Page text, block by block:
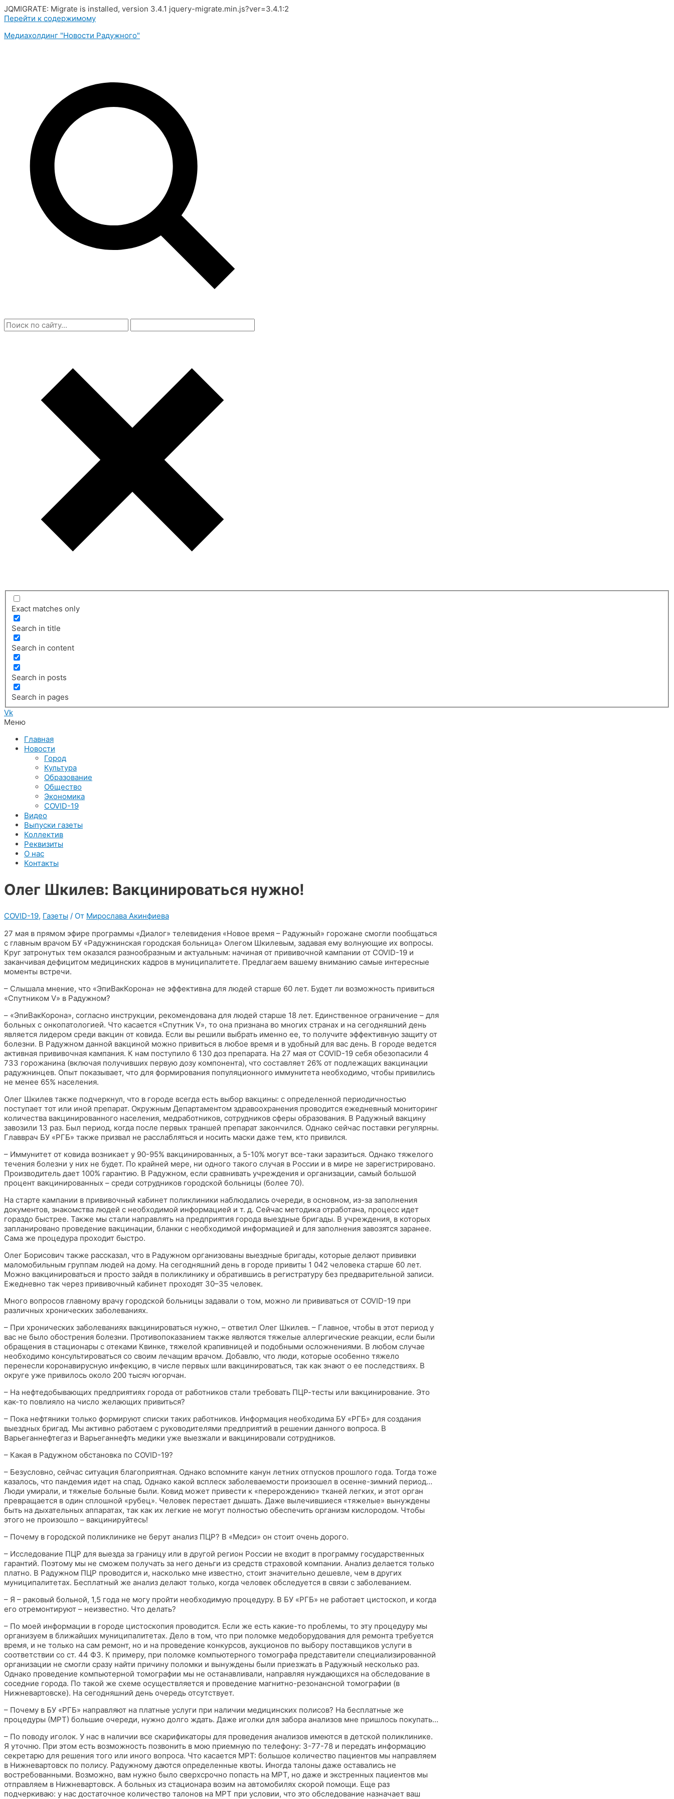
JQMIGRATE: Migrate is installed, version 3.4.1 jquery-migrate.min.js?ver=3.4.1:2
Перейти к содержимому
Медиахолдинг "Новости Радужного"
Exact matches only
Search in title
Search in content
Search in posts
Search in pages
Vk
Меню
Главная
Новости
Город
Культура
Образование
Общество
Экономика
COVID-19
Видео
Выпуски газеты
Коллектив
Реквизиты
О нас
Контакты
Олег Шкилев: Вакцинироваться нужно!
COVID-19, Газеты / От Мирослава Акинфиева
27 мая в прямом эфире программы «Диалог» телевидения «Новое время – Радужный» горожане смогли пообщаться
с главным врачом БУ «Радужнинская городская больница» Олегом Шкилевым, задавая ему волнующие их вопросы.
Круг затронутых тем оказался разнообразным и актуальным: начиная от прививочной кампании от COVID-19 и
заканчивая дефицитом медицинских кадров в муниципалитете. Предлагаем вашему вниманию самые интересные
моменты встречи.
– Слышала мнение, что «ЭпиВакКорона» не эффективна для людей старше 60 лет. Будет ли возможность привиться
«Спутником V» в Радужном?
– «ЭпиВакКорона», согласно инструкции, рекомендована для людей старше 18 лет. Единственное ограничение – для
больных с онкопатологией. Что касается «Спутник V», то она признана во многих странах и на сегодняшний день
является лидером среди вакцин от ковида. Если вы решили выбрать именно ее, то получите эффективную защиту от
болезни. В Радужном данной вакциной можно привиться в любое время и в удобный для вас день. В городе ведется
активная прививочная кампания. К нам поступило 6 130 доз препарата. На 27 мая от COVID-19 себя обезопасили 4
733 горожанина (включая получивших первую дозу компонента), что составляет 26% от подлежащих вакцинации
радужнинцев. Опыт показывает, что для формирования популяционного иммунитета необходимо, чтобы привились
не менее 65% населения.
Олег Шкилев также подчеркнул, что в городе всегда есть выбор вакцины: с определенной периодичностью
поступает тот или иной препарат. Окружным Департаментом здравоохранения проводится ежедневный мониторинг
количества вакцинированного населения, медработников, сотрудников сферы образования. В Радужный вакцину
завозили 13 раз. Был период, когда после первых траншей препарат закончился. Однако сейчас поставки регулярны.
Главврач БУ «РГБ» также призвал не расслабляться и носить маски даже тем, кто привился.
– Иммунитет от ковида возникает у 90-95% вакцинированных, а 5-10% могут все-таки заразиться. Однако тяжелого
течения болезни у них не будет. По крайней мере, ни одного такого случая в России и в мире не зарегистрировано.
Производитель дает 100% гарантию. В Радужном, если сравнивать учреждения и организации, самый большой
процент вакцинированных – среди сотрудников городской больницы (более 70).
На старте кампании в прививочный кабинет поликлиники наблюдались очереди, в основном, из-за заполнения
документов, знакомства людей с необходимой информацией и т. д. Сейчас методика отработана, процесс идет
гораздо быстрее. Также мы стали направлять на предприятия города выездные бригады. В учреждения, в которых
запланировано проведение вакцинации, бланки с необходимой информацией и для заполнения завозятся заранее.
Сама же процедура проходит быстро.
Олег Борисович также рассказал, что в Радужном организованы выездные бригады, которые делают прививки
маломобильным группам людей на дому. На сегодняшний день в городе привиты 1 042 человека старше 60 лет.
Можно вакцинироваться и просто зайдя в поликлинику и обратившись в регистратуру без предварительной записи.
Ежедневно так через прививочный кабинет проходят 30–35 человек.
Много вопросов главному врачу городской больницы задавали о том, можно ли прививаться от COVID-19 при
различных хронических заболеваниях.
– При хронических заболеваниях вакцинироваться нужно, – ответил Олег Шкилев. – Главное, чтобы в этот период у
вас не было обострения болезни. Противопоказанием также являются тяжелые аллергические реакции, если были
обращения в стационары с отеками Квинке, тяжелой крапивницей и подобными осложнениями. В любом случае
необходимо консультироваться со своим лечащим врачом. Добавлю, что люди, которые особенно тяжело
перенесли коронавирусную инфекцию, в числе первых шли вакцинироваться, так как знают о ее последствиях. В
округе уже привилось около 200 тысяч югорчан.
– На нефтедобывающих предприятиях города от работников стали требовать ПЦР-тесты или вакцинирование. Это
как-то повлияло на число желающих привиться?
– Пока нефтяники только формируют списки таких работников. Информация необходима БУ «РГБ» для создания
выездных бригад. Мы активно работаем с руководителями предприятий в решении данного вопроса. В
Варьеганнефтегаз и Варьеганнефть медики уже выезжали и вакцинировали сотрудников.
– Какая в Радужном обстановка по COVID-19?
– Безусловно, сейчас ситуация благоприятная. Однако вспомните канун летних отпусков прошлого года. Тогда тоже
казалось, что пандемия идет на спад. Однако какой всплеск заболеваемости произошел в осенне-зимний период…
Люди умирали, и тяжелые больные были. Ковид может привести к «перерождению» тканей легких, и этот орган
превращается в один сплошной «рубец». Человек перестает дышать. Даже вылечившиеся «тяжелые» вынуждены
быть на дыхательных аппаратах, так как их легкие не могут полностью обеспечить организм кислородом. Чтобы
этого не произошло – вакцинируйтесь!
– Почему в городской поликлинике не берут анализ ПЦР? В «Медси» он стоит очень дорого.
– Исследование ПЦР для выезда за границу или в другой регион России не входит в программу государственных
гарантий. Поэтому мы не сможем получать за него деньги из средств страховой компании. Анализ делается только
платно. В Радужном ПЦР проводится и, насколько мне известно, стоит значительно дешевле, чем в других
муниципалитетах. Бесплатный же анализ делают только, когда человек обследуется в связи с заболеванием.
– Я – раковый больной, 1,5 года не могу пройти необходимую процедуру. В БУ «РГБ» не работает цистоскоп, и когда
его отремонтируют – неизвестно. Что делать?
– По моей информации в городе цистоскопия проводится. Если же есть какие-то проблемы, то эту процедуру мы
организуем в ближайших муниципалитетах. Дело в том, что при поломке медоборудования для ремонта требуется
время, и не только на сам ремонт, но и на проведение конкурсов, аукционов по выбору поставщиков услуги в
соответствии со ст. 44 ФЗ. К примеру, при поломке компьютерного томографа представители специализированной
организации не смогли сразу найти причину поломки и вынуждены были приезжать в Радужный несколько раз.
Однако проведение компьютерной томографии мы не останавливали, направляя нуждающихся на обследование в
соседние города. По такой же схеме осуществляется и проведение магнитно-резонансной томографии (в
Нижневартовске). На сегодняшний день очередь отсутствует.
– Почему в БУ «РГБ» направляют на платные услуги при наличии медицинских полисов? На бесплатные же
процедуры (МРТ) большие очереди, нужно долго ждать. Даже иголки для забора анализов мне пришлось покупать…
– По поводу иголок. У нас в наличии все скарификаторы для проведения анализов имеются в детской поликлинике.
Я уточню. При этом есть возможность позвонить в мою приемную по телефону: 3-77-78 и передать информацию
секретарю для решения того или иного вопроса. Что касается МРТ: большое количество пациентов мы направляем
в Нижневартовск по полису. Радужному даются определенные квоты. Иногда талоны даже оставались не
востребованными. Возможно, вам нужно было сверхсрочно попасть на МРТ, но даже и экстренных пациентов мы
отправляем в Нижневартовск. А больных из стационара возим на автомобилях скорой помощи. Еще раз
подчеркиваю: у нас достаточное количество талонов на МРТ при условии, что это обследование назначает ваш